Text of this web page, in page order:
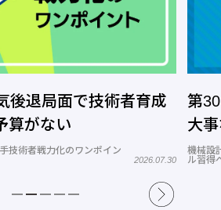
第30回 3次元CADを習得する
大事なこと
機械設計 連載「教えてテルえもん！３次元ツー